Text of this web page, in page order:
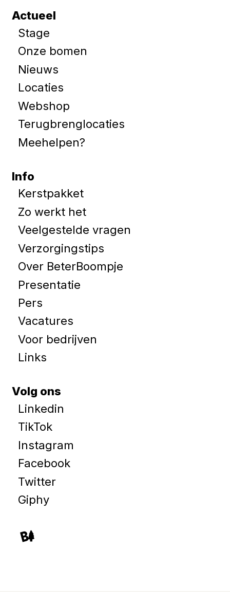
Actueel
Stage
Onze bomen
Nieuws
Locaties
Webshop
Terugbrenglocaties
Meehelpen?
Info
Kerstpakket
Zo werkt het
Veelgestelde vragen
Verzorgingstips
Over BeterBoompje
Presentatie
Pers
Vacatures
Voor bedrijven
Links
Volg ons
Linkedin
TikTok
Instagram
Facebook
Twitter
Giphy